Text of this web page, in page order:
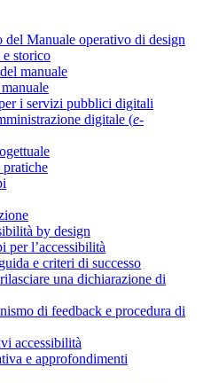
del Manuale operativo di design
e storico
manuale
i servizi pubblici digitali
digitale (e-
by design
per l’accessibilità
e criteri di successo
una dichiarazione di
di feedback e procedura di
accessibilità
e approfondimenti